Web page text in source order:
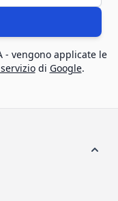
- vengono applicate le
di Google.